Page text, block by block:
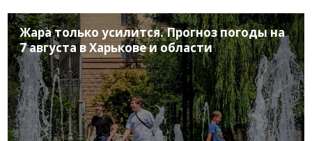
Жара только усилится. Прогноз погоды на
7 августа в Харькове и области